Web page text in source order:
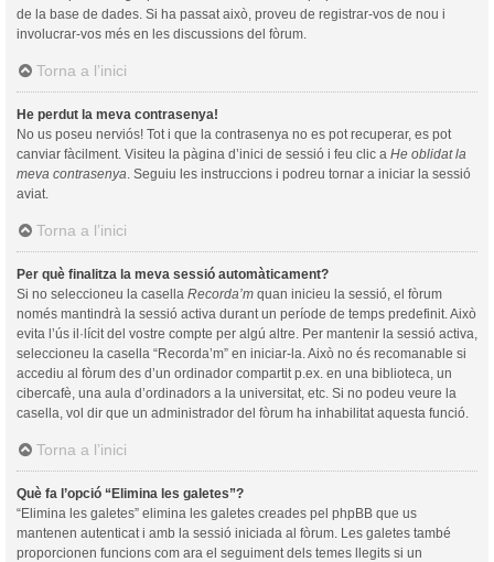
de la base de dades. Si ha passat això, proveu de registrar-vos de nou i
involucrar-vos més en les discussions del fòrum.
Torna a l’inici
He perdut la meva contrasenya!
No us poseu nerviós! Tot i que la contrasenya no es pot recuperar, es pot
canviar fàcilment. Visiteu la pàgina d’inici de sessió i feu clic a He oblidat la
meva contrasenya . Seguiu les instruccions i podreu tornar a iniciar la sessió
aviat.
Torna a l’inici
Per què finalitza la meva sessió automàticament?
Si no seleccioneu la casella Recorda’m quan inicieu la sessió, el fòrum
només mantindrà la sessió activa durant un període de temps predefinit. Això
evita l’ús il·lícit del vostre compte per algú altre. Per mantenir la sessió activa,
seleccioneu la casella “Recorda’m” en iniciar-la. Això no és recomanable si
accediu al fòrum des d’un ordinador compartit p.ex. en una biblioteca, un
cibercafè, una aula d’ordinadors a la universitat, etc. Si no podeu veure la
casella, vol dir que un administrador del fòrum ha inhabilitat aquesta funció.
Torna a l’inici
Què fa l’opció “Elimina les galetes”?
“Elimina les galetes” elimina les galetes creades pel phpBB que us
mantenen autenticat i amb la sessió iniciada al fòrum. Les galetes també
proporcionen funcions com ara el seguiment dels temes llegits si un